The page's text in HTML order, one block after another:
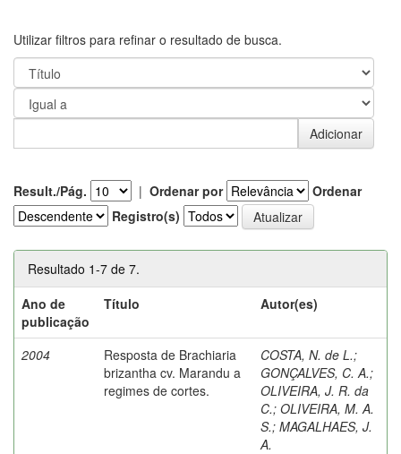
Utilizar filtros para refinar o resultado de busca.
Result./Pág. | Ordenar por
Ordenar
Registro(s)
Resultado 1-7 de 7.
Ano de
publicação
Título Autor(es)
2004
Resposta de Brachiaria
brizantha cv. Marandu a
regimes de cortes.
COSTA, N. de L.;
GONÇALVES, C. A.;
OLIVEIRA, J. R. da
C.; OLIVEIRA, M. A.
S.; MAGALHAES, J.
A.